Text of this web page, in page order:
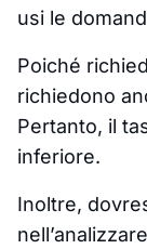
usi le
Poiché
richiedono
Pertanto, il
inferiore.
Inoltre,